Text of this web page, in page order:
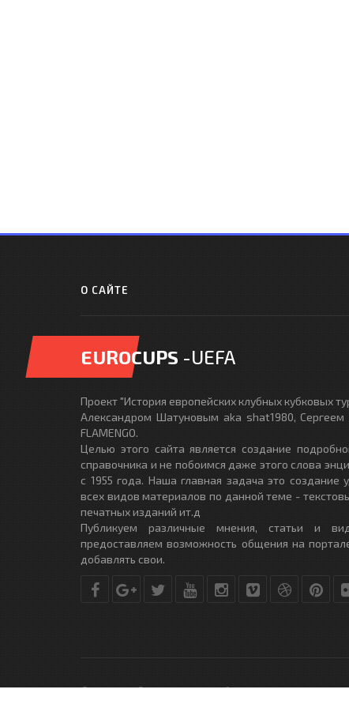
О САЙТЕ
EUROCUPS -UEFA
Проект "История европейских клубных кубковых
Александром Шатуновым aka shat1980,
FLAMENGO.
Целью этого сайта является создание
справочника и не побоимся даже этого слова
с 1955 года. Наша главная задача это
всех видов материалов по данной теме -
печатных изданий ит.д
Публикуем различные мнения, статьи и
предоставляем возможность общения на
добавлять свои.
© Copyright © 2010-2017. Разработано студиейDLE-